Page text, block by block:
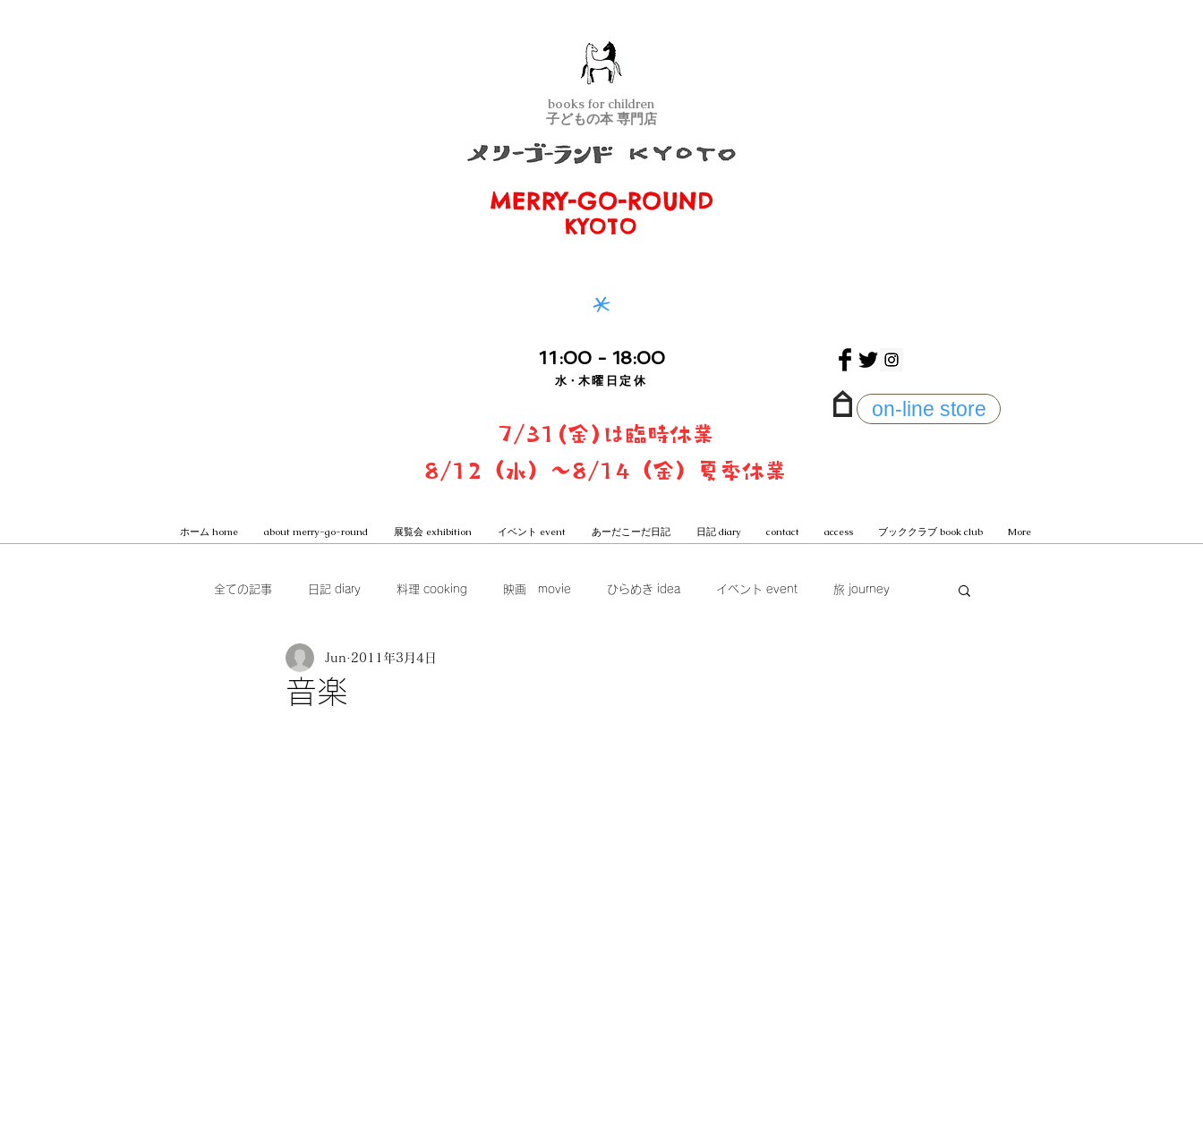
子どもの本 専門店
books for children
メリーゴーランド京都
MERRY-GO-ROUND
KYOTO
*
11 :00 - 18:00
水・ 木曜日定休
on-line store
7/31(金)は臨時休業
8/12（水）〜8/14（金）夏季休業
ホーム home about merry-go-round 展覧会 exhibition イベント event あーだこーだ日記 日記 diary contact access ブッククラブ book club More
全ての記事 日記 diary 料理 cooking 映画 movie ひらめき idea イベント event 旅 journey
本 books ブッククラブ book club
音楽
Jun 2011年3月4日